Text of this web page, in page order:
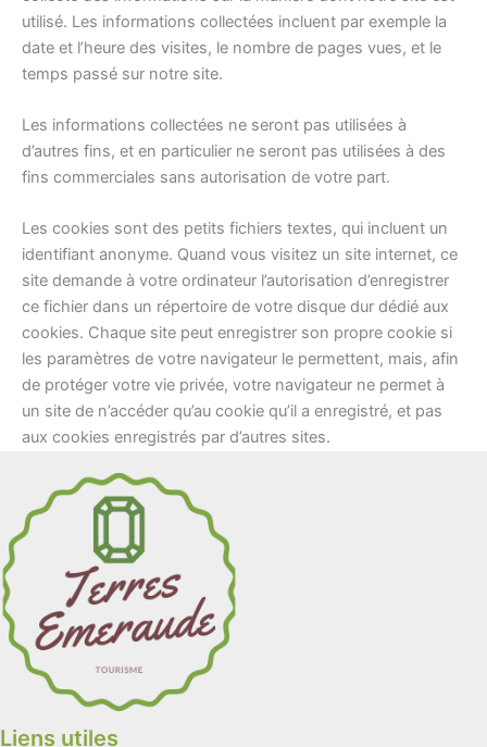
utilisé. Les informations collectées incluent par exemple la
date et l’heure des visites, le nombre de pages vues, et le
temps passé sur notre site.
Les informations collectées ne seront pas utilisées à
d’autres fins, et en particulier ne seront pas utilisées à des
fins commerciales sans autorisation de votre part.
Les cookies sont des petits fichiers textes, qui incluent un
identifiant anonyme. Quand vous visitez un site internet, ce
site demande à votre ordinateur l’autorisation d’enregistrer
ce fichier dans un répertoire de votre disque dur dédié aux
cookies. Chaque site peut enregistrer son propre cookie si
les paramètres de votre navigateur le permettent, mais, afin
de protéger votre vie privée, votre navigateur ne permet à
un site de n’accéder qu’au cookie qu’il a enregistré, et pas
aux cookies enregistrés par d’autres sites.
Liens utiles